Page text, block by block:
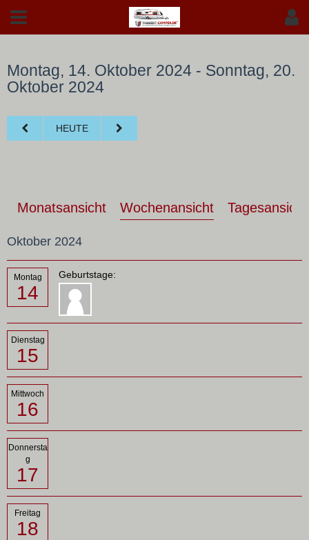
Montag, 14. Oktober 2024 - Sonntag, 20.
Oktober 2024
HEUTE
Monatsansicht Wochenansicht Tagesansicht
Oktober 2024
Montag
14
Geburtstage:
Dienstag
15
Mittwoch
16
Donnersta
g
17
Freitag
18